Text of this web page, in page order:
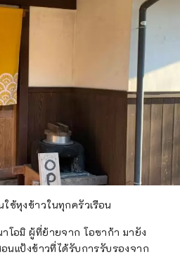
ใช้หุงข้าวในทุกครัวเรือน
โอมิ ผู้ที่ย้ายจาก โอซาก้า มายัง
อนแป้งข้าวที่ได้รับการรับรองจาก